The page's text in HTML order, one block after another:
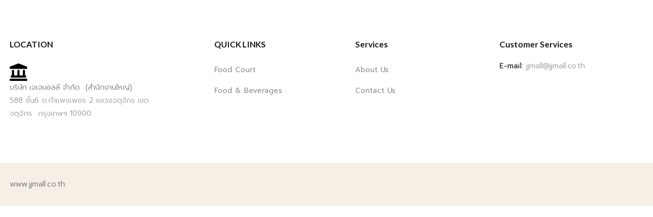
LOCATION
บริษัท เจเจมอลล์ จำกัด (สำนักงานใหญ่)
588 ชั้น6 ถ.กำแพงเพชร 2 แขวงจตุจักร เขต
จตุจักร กรุงเทพฯ 10900
QUICK LINKS
Food Court
Food & Beverages
Services
About Us
Contact Us
Customer Services
E-mail: jjmall@jjmall.co.th
www.jjmall.co.th